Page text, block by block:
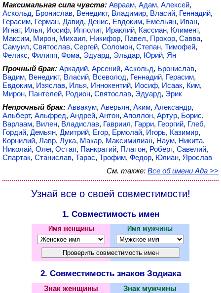
Максимальная сила чувств: Авраам, Адам, Алексей,
Аскольд, Бронислав, Венедикт, Владимир, Власий, Геннадий,
Герасим, Герман, Давид, Денис, Евдоким, Емельян, Иван,
Игнат, Илья, Иосиф, Ипполит, Ираклий, Кассиан, Климент,
Максим, Мирон, Михаил, Никифор, Павел, Прохор, Савва,
Самуил, Святослав, Сергей, Соломон, Степан, Тимофей,
Феликс, Филипп, Фома, Эдуард, Эльдар, Юрий, Ян
Прочный брак: Аркадий, Арсений, Аскольд, Бронислав,
Вадим, Венедикт, Власий, Всеволод, Геннадий, Герасим,
Евдоким, Изяслав, Илья, Иннокентий, Иосиф, Исаак, Ким,
Мирон, Пантелей, Родион, Святослав, Эдуард, Эрик
Непрочный брак: Аввакум, Аверьян, Аким, Александр,
Альберт, Альфред, Андрей, Антон, Аполлон, Артур, Борис,
Варлаам, Вилен, Владислав, Гавриил, Гарри, Георгий, Глеб,
Гордий, Демьян, Дмитрий, Егор, Ермолай, Игорь, Казимир,
Корнилий, Лавр, Лука, Макар, Максимилиан, Наум, Никита,
Николай, Олег, Остап, Панкратий, Платон, Роберт, Савелий,
Спартак, Станислав, Тарас, Трофим, Федор, Юлиан, Ярослав
См. также: Все об имени Ада >>
Узнай все о своей совместимости!
1. Совместимость имен
Имя женщины Имя мужчины
2. Совместимость знаков Зодиака
Знак женщины Знак мужчины